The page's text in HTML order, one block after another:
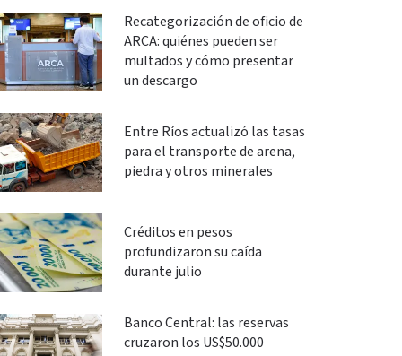
Recategorización de oficio de
ARCA: quiénes pueden ser
multados y cómo presentar
un descargo
Entre Ríos actualizó las tasas
para el transporte de arena,
piedra y otros minerales
Créditos en pesos
profundizaron su caída
durante julio
Banco Central: las reservas
cruzaron los US$50.000